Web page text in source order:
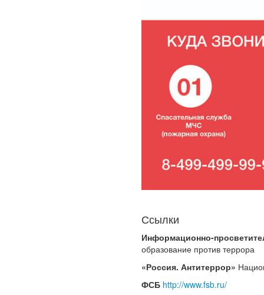
Ссылки
Информационно-
образование против террора
«Россия. Антитеррор»
ФСБ http://www.fsb.ru/